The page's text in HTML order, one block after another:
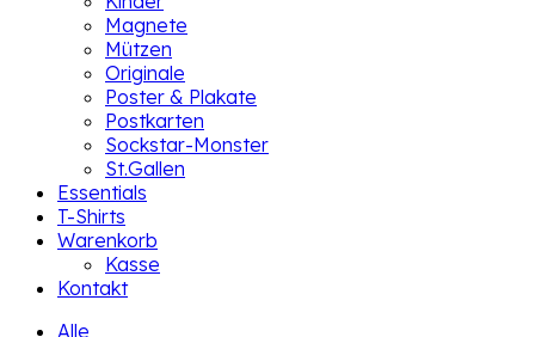
Magnete
Mützen
Originale
Poster & Plakate
Postkarten
Sockstar-Monster
St.Gallen
Essentials
T-Shirts
Warenkorb
Kasse
Kontakt
Alle